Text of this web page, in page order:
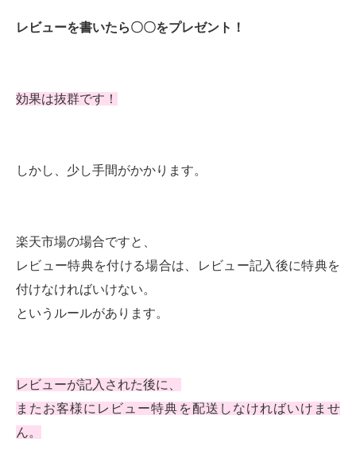
レビューを書いたら〇〇をプレゼント！
効果は抜群です！
しかし、少し手間がかかります。
楽天市場の場合ですと、
レビュー特典を付ける場合は、レビュー記入後に特典を
付けなければいけない。
というルールがあります。
レビューが記入された後に、
またお客様にレビュー特典を配送しなければいけませ
ん。